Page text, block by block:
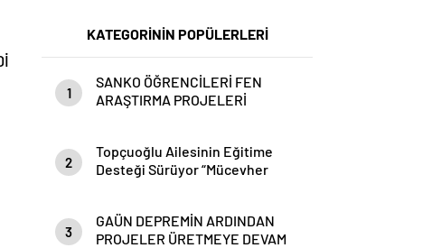
KATEGORİNİN POPÜLERLERİ
1
SANKO ÖĞRENCİLERİ FEN
ARAŞTIRMA PROJELERİ
2
Topçuoğlu Ailesinin Eğitime
Desteği Sürüyor “Mücevher
3
GAÜN DEPREMİN ARDINDAN
PROJELER ÜRETMEYE DEVAM